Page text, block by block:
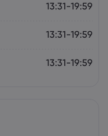
13:31-19:59
13:31-19:59
13:31-19:59